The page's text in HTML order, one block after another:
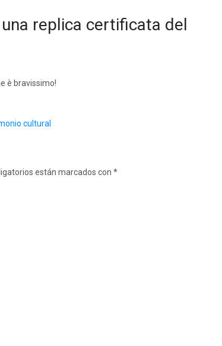
replica certificata del
è bravissimo!
cultural
están marcados con *